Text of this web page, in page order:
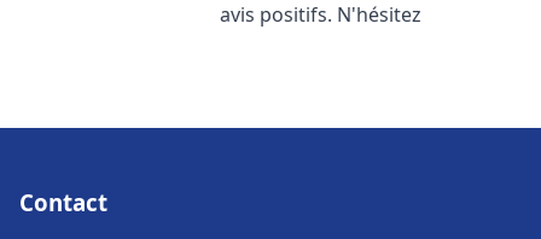
avis positifs. N'hésitez
Contact